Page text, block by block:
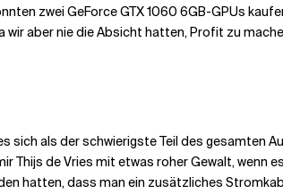
zwei GeForce GTX 1060 6GB-GPUs
aber nie die Absicht hatten, Profit zu
sich als der schwierigste Teil des gesamten
de Vries mit etwas roher Gewalt, wenn
hatten, dass man ein zusätzliches